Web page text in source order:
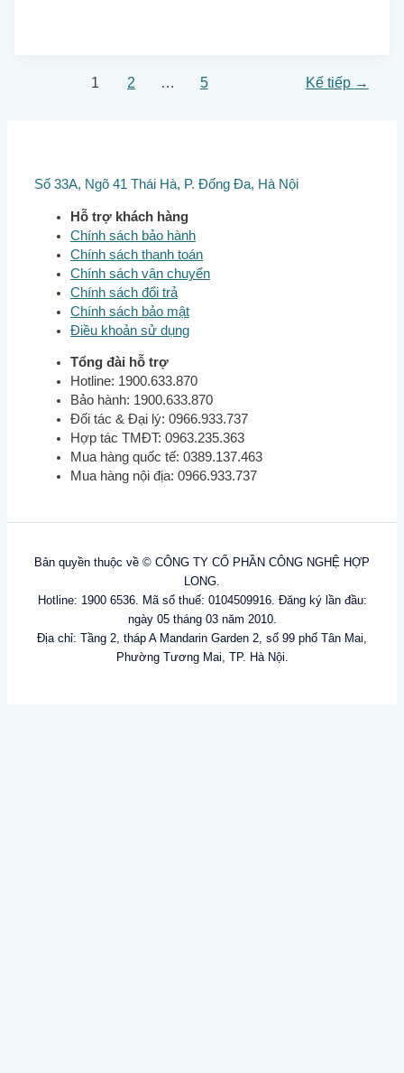
1 2 … 5 Kế tiếp →
Số 33A, Ngõ 41 Thái Hà, P. Đống Đa, Hà Nội
Hỗ trợ khách hàng
Chính sách bảo hành
Chính sách thanh toán
Chính sách vận chuyển
Chính sách đổi trả
Chính sách bảo mật
Điều khoản sử dụng
Tổng đài hỗ trợ
Hotline: 1900.633.870
Bảo hành: 1900.633.870
Đối tác & Đại lý: 0966.933.737
Hợp tác TMĐT: 0963.235.363
Mua hàng quốc tế: 0389.137.463
Mua hàng nội địa: 0966.933.737
Bản quyền thuộc về © CÔNG TY CỔ PHẦN CÔNG NGHỆ HỢP
LONG.
Hotline: 1900 6536. Mã số thuế: 0104509916. Đăng ký lần đầu:
ngày 05 tháng 03 năm 2010.
Địa chỉ: Tầng 2, tháp A Mandarin Garden 2, số 99 phố Tân Mai,
Phường Tương Mai, TP. Hà Nội.